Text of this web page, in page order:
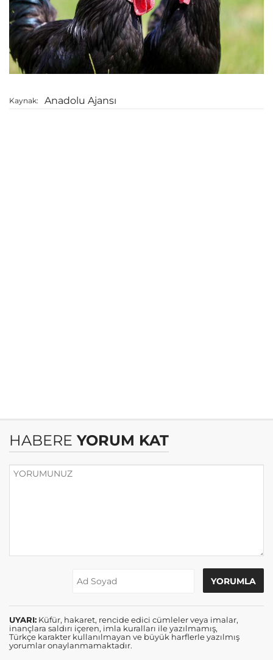
Kaynak: Anadolu Ajansı
HABERE YORUM KAT
UYARI: Küfür, hakaret, rencide edici cümleler veya imalar,
inançlara saldırı içeren, imla kuralları ile yazılmamış,
Türkçe karakter kullanılmayan ve büyük harflerle yazılmış
yorumlar onaylanmamaktadır.